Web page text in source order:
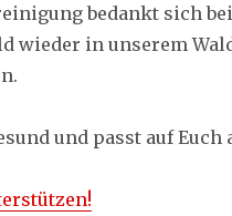
bedankt sich
wieder in unserem
und passt auf Euch